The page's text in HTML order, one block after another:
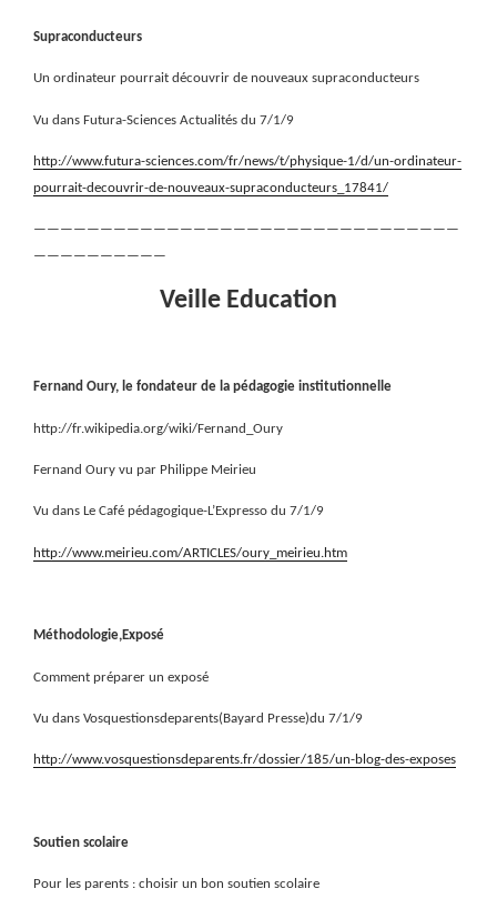
Supraconducteurs
Un ordinateur pourrait découvrir de nouveaux supraconducteurs
Vu dans Futura-Sciences Actualités du 7/1/9
http://www.futura-sciences.com/fr/news/t/physique-1/d/un-ordinateur-
pourrait-decouvrir-de-nouveaux-supraconducteurs_17841/
————————————————————————————————
——————————
Veille Education
Fernand Oury, le fondateur de la pédagogie institutionnelle
http://fr.wikipedia.org/wiki/Fernand_Oury
Fernand Oury vu par Philippe Meirieu
Vu dans Le Café pédagogique-L’Expresso du 7/1/9
http://www.meirieu.com/ARTICLES/oury_meirieu.htm
Méthodologie,Exposé
Comment préparer un exposé
Vu dans Vosquestionsdeparents(Bayard Presse)du 7/1/9
http://www.vosquestionsdeparents.fr/dossier/185/un-blog-des-exposes
Soutien scolaire
Pour les parents : choisir un bon soutien scolaire